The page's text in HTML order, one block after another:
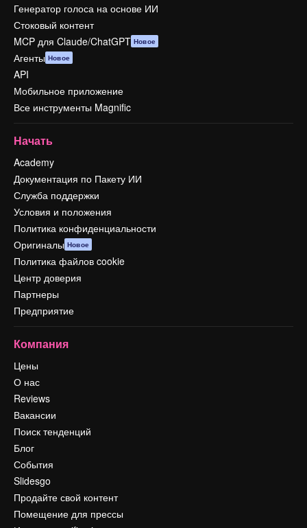
Генератор голоса на основе ИИ
Стоковый контент
MCP для Claude/ChatGPT Новое
Агенты Новое
API
Мобильное приложение
Все инструменты Magnific
Начать
Academy
Документация по Пакету ИИ
Служба поддержки
Условия и положения
Политика конфиденциальности
Оригиналы Новое
Политика файлов cookie
Центр доверия
Партнеры
Предприятие
Компания
Цены
О нас
Reviews
Вакансии
Поиск тенденций
Блог
События
Slidesgo
Продайте свой контент
Помещение для прессы